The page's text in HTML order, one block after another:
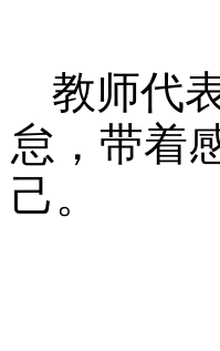
教师代
怠，带着
己。